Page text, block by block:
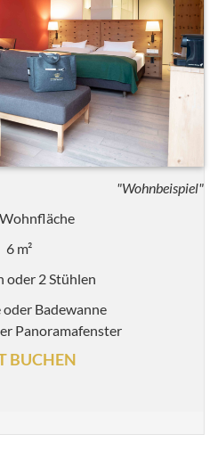
"Wohnbeispiel"
Wohnfläche
6 m²
oder 2 Stühlen
Badewanne
Panoramafenster
BUCHEN